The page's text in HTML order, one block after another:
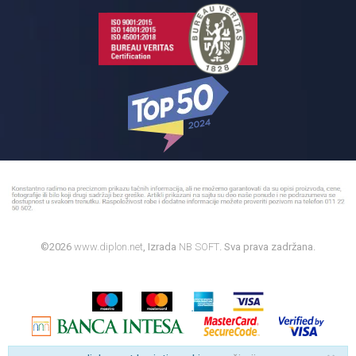
©2026 www.diplon.net , Izrada NB SOFT . Sva prava zadržana.